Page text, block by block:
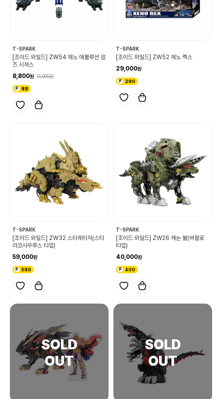
T-SPARK
[조이드 와일드] ZW54 제노 에볼루션 암
즈 시져스
8,800
11,000
88
T-SPARK
[조이드 와일드] ZW52 제노 렉스
29,000
290
T-SPARK
[조이드 와일드] ZW32 스티레이저(스티
라코사우루스 타입)
59,000
590
T-SPARK
[조이드 와일드] ZW26 캐논 불(버팔로
타입)
40,000
400